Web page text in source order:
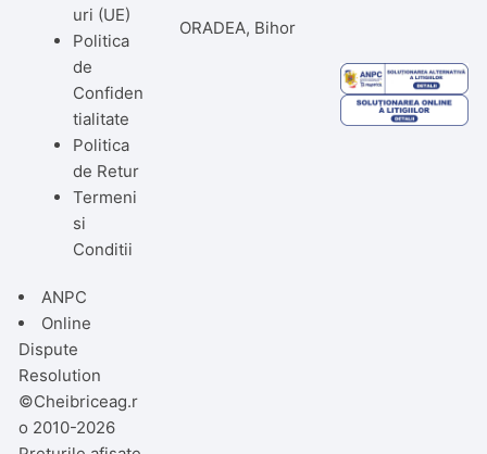
uri (UE)
Politica
de
Confiden
tialitate
Politica
de Retur
Termeni
si
Conditii
ANPC
Online
Dispute
Resolution
ORADEA, Bihor
©Cheibriceag.r
o 2010-2026